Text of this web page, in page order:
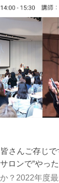
皆さんご存じ
ロンで“やっ
（（株）リツ
？2022年度